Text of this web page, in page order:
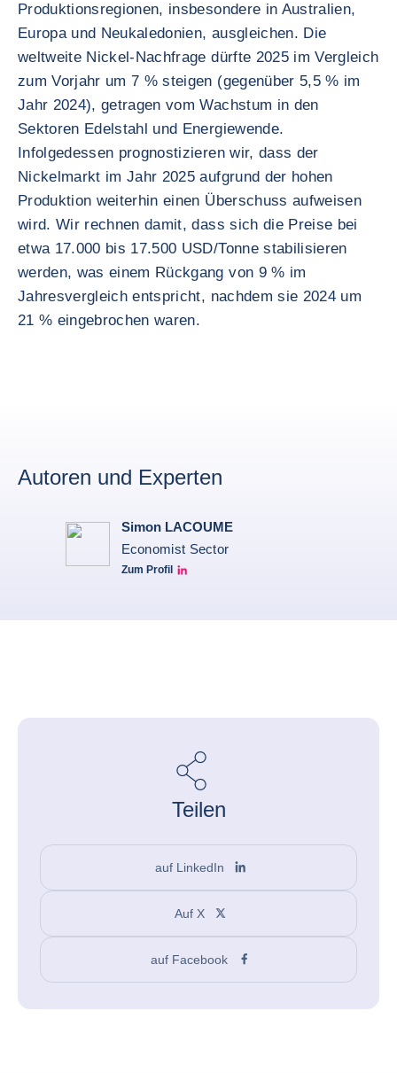
Produktionsregionen, insbesondere in Australien,
Europa und Neukaledonien, ausgleichen. Die
weltweite Nickel-Nachfrage dürfte 2025 im Vergleich
zum Vorjahr um 7 % steigen (gegenüber 5,5 % im
Jahr 2024), getragen vom Wachstum in den
Sektoren Edelstahl und Energiewende.
Infolgedessen prognostizieren wir, dass der
Nickelmarkt im Jahr 2025 aufgrund der hohen
Produktion weiterhin einen Überschuss aufweisen
wird. Wir rechnen damit, dass sich die Preise bei
etwa 17.000 bis 17.500 USD/Tonne stabilisieren
werden, was einem Rückgang von 9 % im
Jahresvergleich entspricht, nachdem sie 2024 um
21 % eingebrochen waren.
Autoren und Experten
Simon LACOUME
Economist Sector
Zum Profil
Simon Lacoume linkedin
Teilen
auf LinkedIn
Auf X
auf Facebook